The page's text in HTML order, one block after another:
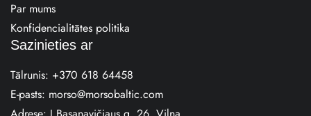
Par mums
Konfidencialitātes politika
Sazinieties ar
Tālrunis: +370 618 64458
E-pasts: morso@morsobaltic.com